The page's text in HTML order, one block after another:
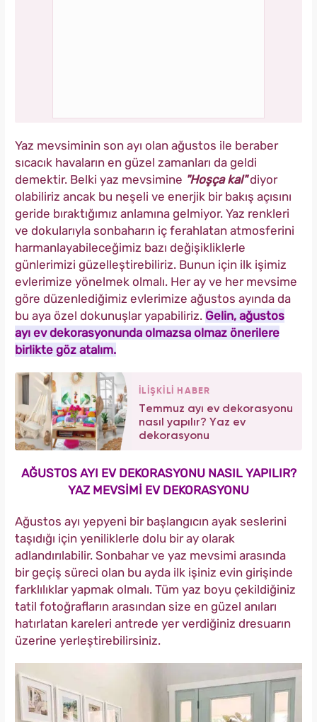
Yaz mevsiminin son ayı olan ağustos ile beraber
sıcacık havaların en güzel zamanları da geldi
demektir. Belki yaz mevsimine "Hoşça kal"diyor
olabiliriz ancak bu neşeli ve enerjik bir bakış açısını
geride bıraktığımız anlamına gelmiyor. Yaz renkleri
ve dokularıyla sonbaharın iç ferahlatan atmosferini
harmanlayabileceğimiz bazı değişikliklerle
günlerimizi güzelleştirebiliriz. Bunun için ilk işimiz
evlerimize yönelmek olmalı. Her ay ve her mevsime
göre düzenlediğimiz evlerimize ağustos ayında da
bu aya özel dokunuşlar yapabiliriz. Gelin, ağustos
ayı ev dekorasyonunda olmazsa olmaz önerilere
birlikte göz atalım.
İLİŞKİLİ HABER
Temmuz ayı ev dekorasyonu
nasıl yapılır? Yaz ev
dekorasyonu
AĞUSTOS AYI EV DEKORASYONU NASIL YAPILIR?
YAZ MEVSİMİ EV DEKORASYONU
Ağustos ayı yepyeni bir başlangıcın ayak seslerini
taşıdığı için yeniliklerle dolu bir ay olarak
adlandırılabilir. Sonbahar ve yaz mevsimi arasında
bir geçiş süreci olan bu ayda ilk işiniz evin girişinde
farklılıklar yapmak olmalı. Tüm yaz boyu çekildiğiniz
tatil fotoğrafların arasından size en güzel anıları
hatırlatan kareleri antrede yer verdiğiniz dresuarın
üzerine yerleştirebilirsiniz.